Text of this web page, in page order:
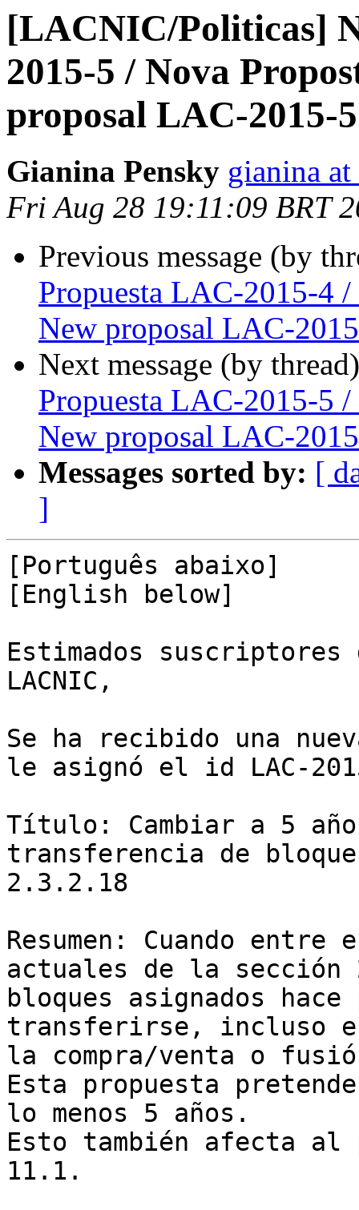
[LACNIC/Politicas]
2015-5 / Nova
proposal LAC-2015-5
Gianina Pensky gianina
Fri Aug 28 19:11:09 BRT
Previous message (by
Propuesta LAC-2015-4
New proposal LAC-
Next message (by
Propuesta LAC-2015-5
New proposal LAC-
Messages sorted by: [
]
[Português abaixo]
[English below]
Estimados
LACNIC,
Se ha recibido una
le asignó el id LAC-
Título: Cambiar a 5
transferencia de
2.3.2.18
Resumen: Cuando
actuales de la
bloques asignados
transferirse, incluso
la compra/venta o
Esta propuesta
lo menos 5 años.
Esto también afecta al
11.1.